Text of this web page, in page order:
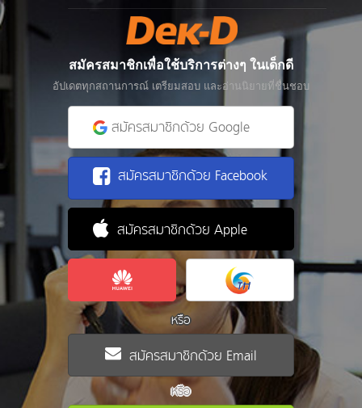
สมัครสมาชิกเพื่อใช้บริการต่างๆ ในเด็กดี
อัปเดตทุกสถานการณ์ เตรียมสอบ และอ่านนิยายที่ชื่นชอบ
สมัครสมาชิกด้วย Google
สมัครสมาชิกด้วย Facebook
สมัครสมาชิกด้วย Apple
หรือ
สมัครสมาชิกด้วย Email
หรือ